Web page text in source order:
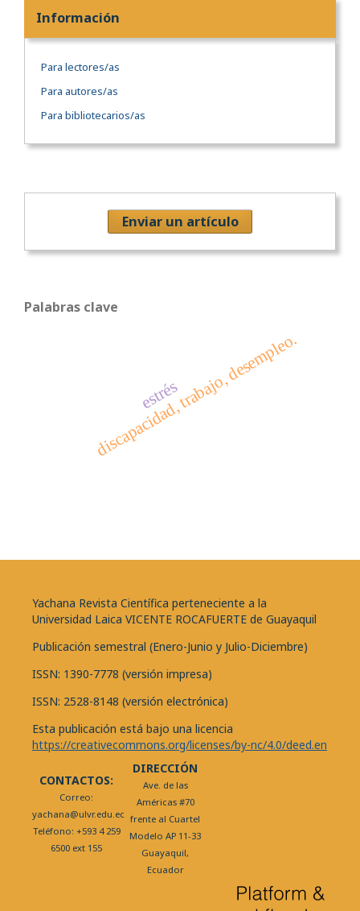
Información
Para lectores/as
Para autores/as
Para bibliotecarios/as
Enviar un artículo
Palabras clave
estrés
discapacidad, trabajo, desempleo.
Yachana Revista Científica perteneciente a la
Universidad Laica VICENTE ROCAFUERTE de Guayaquil
Publicación semestral (Enero-Junio y Julio-Diciembre)
ISSN: 1390-7778 (versión impresa)
ISSN: 2528-8148 (versión electrónica)
Esta publicación está bajo una licencia
https://creativecommons.org/licenses/by-nc/4.0/deed.en
CONTACTOS:
Correo:
yachana@ulvr.edu.ec
Teléfono: +593 4 259
6500 ext 155
DIRECCIÓN
Ave. de las
Américas #70
frente al Cuartel
Modelo AP 11-33
Guayaquil,
Ecuador